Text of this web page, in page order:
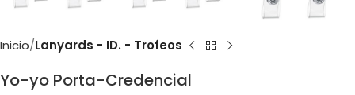
Inicio Lanyards - ID. - Trofeos
Yo-yo Porta-Credencial